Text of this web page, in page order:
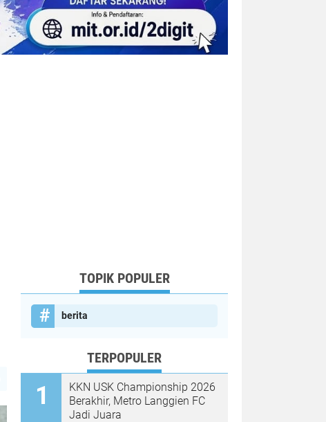
TOPIK POPULER
berita
TERPOPULER
KKN USK Championship 2026
Berakhir, Metro Langgien FC
Jadi Juara